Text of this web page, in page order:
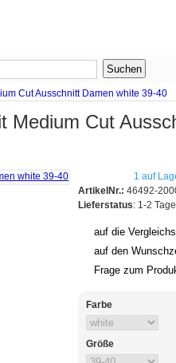
Cut Ausschnitt Damen white 39-40
Medium Cut
1 auf
ArtikelNr.: 46492-
Lieferstatus: 1-2 Tage
auf die
auf den
Frage zum
Farbe
Größe